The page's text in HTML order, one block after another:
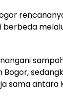
berbeda
sama antara